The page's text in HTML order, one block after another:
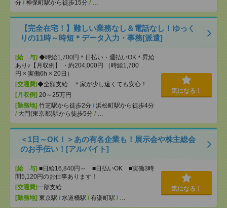
分 / 神保町駅から徒歩15分 / …
【完全在宅！】難しい業務なし＆電話なし！ゆっく
りの11時～時短＊データ入力・事務[派遣]
[給 与] ◆時給1,700円＊日払い・週払いOK＊昇給
あり♪【月収例】 ・約204,000円 （時給1,700
円 × 実働6h × 20日）
[交通費]◆全額支給 ＊家が少し遠くても安心！
[月収例] 20～25万円
[勤務地] 竹芝駅から徒歩2分 / 浜松町駅から徒歩4分
/ 大門(東京都)駅から徒歩5分 / …
気になる！
＜1日～OK！＞あの有名企業も！展示会や株主総会
のお手伝い！[アルバイト]
[給 与] ■日給16,840円～ ■日払いOK ■実働3時
間5,120円のお仕事あります！
[交通費]一部支給
[勤務地] 東京駅 / 水道橋駅 / 有楽町駅 / …
気になる！